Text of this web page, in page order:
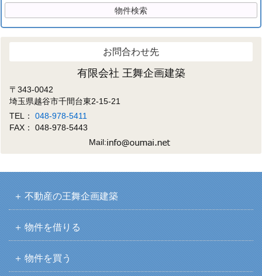
お問合わせ先
有限会社 王舞企画建築
〒343-0042
埼玉県越谷市千間台東2-15-21
TEL：048-978-5411
FAX： 048-978-5443
Mail:
不動産の王舞企画建築
物件を借りる
物件を買う